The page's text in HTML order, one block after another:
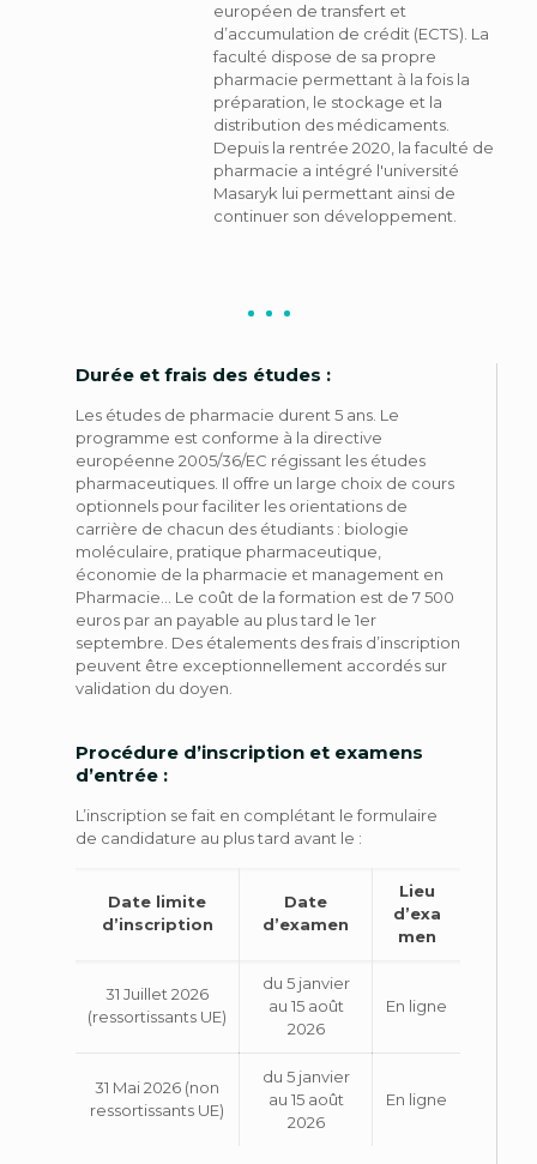
européen de transfert et
d’accumulation de crédit (ECTS). La
faculté dispose de sa propre
pharmacie permettant à la fois la
préparation, le stockage et la
distribution des médicaments.
Depuis la rentrée 2020, la faculté de
pharmacie a intégré l'université
Masaryk lui permettant ainsi de
continuer son développement.
Durée et frais des études :
Les études de pharmacie durent 5 ans. Le
programme est conforme à la directive
européenne 2005/36/EC régissant les études
pharmaceutiques. Il offre un large choix de cours
optionnels pour faciliter les orientations de
carrière de chacun des étudiants : biologie
moléculaire, pratique pharmaceutique,
économie de la pharmacie et management en
Pharmacie... Le coût de la formation est de 7 500
euros par an payable au plus tard le 1er
septembre. Des étalements des frais d’inscription
peuvent être exceptionnellement accordés sur
validation du doyen.
Procédure d’inscription et examens
d’entrée :
L’inscription se fait en complétant le formulaire
de candidature au plus tard avant le :
Date limite
d’inscription
Date
d’examen
Lieu
d’exa
men
31 Juillet 2026
(ressortissants UE)
du 5 janvier
au 15 août
2026
En ligne
31 Mai 2026 (non
ressortissants UE)
du 5 janvier
au 15 août
2026
En ligne